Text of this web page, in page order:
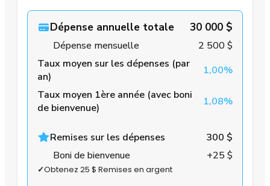
Dépense annuelle totale 30 000 $
Dépense mensuelle
2 500 $
Taux moyen sur les dépenses (par
an)
1,00%
Taux moyen 1ère année (avec boni
de bienvenue)
1,08%
Remises sur les dépenses
300 $
Boni de bienvenue
+25 $
✓Obtenez 25 $ Remises en argent